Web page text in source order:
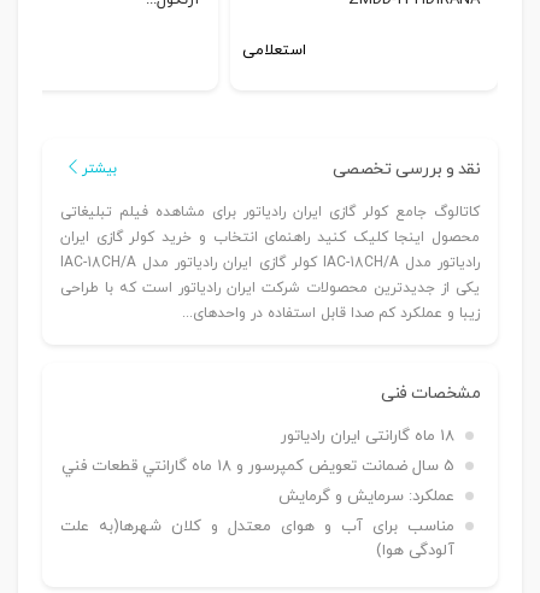
استعلامی
نقد و بررسی تخصصی بیشتر
کاتالوگ جامع کولر گازی ایران رادیاتور برای مشاهده فیلم تبلیغاتی
محصول اینجا کلیک کنید راهنمای انتخاب و خرید کولر گازی ایران
رادیاتور مدل IAC-18CH/A کولر گازی ایران رادیاتور مدل IAC-18CH/A
یکی از جدیدترین محصولات شرکت ایران رادیاتور است که با طراحی
زیبا و عملکرد کم صدا قابل استفاده در واحدهای...
مشخصات فنی
18 ماه گارانتی ایران رادیاتور
5 سال ضمانت تعويض كمپرسور و 18 ماه گارانتي قطعات فني
عملکرد: سرمايش و گرمایش
مناسب برای آب و هوای معتدل و کلان شهرها(به علت
آلودگی هوا)